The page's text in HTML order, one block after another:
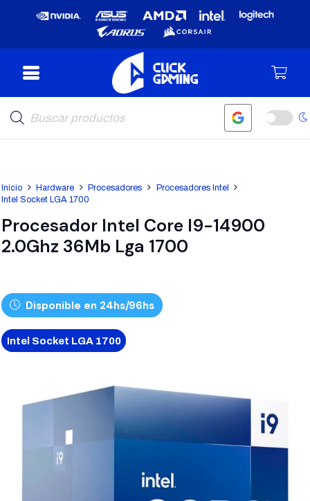
de
productos
Inicio Hardware Procesadores
Procesadores Intel
Intel Socket LGA 1700
Procesador Intel Core I9-14900
2.0Ghz 36Mb Lga 1700
Disponible en 24hs/96hs
Intel Socket LGA 1700